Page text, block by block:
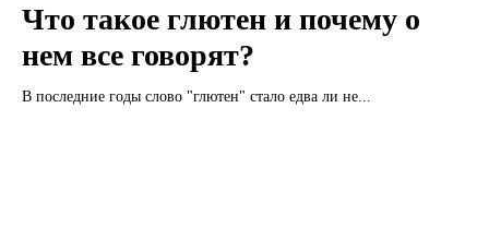
Что такое глютен и почему о
нем все говорят?
В последние годы слово "глютен" стало едва ли не...